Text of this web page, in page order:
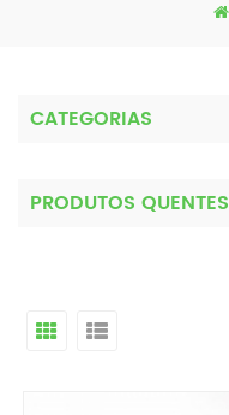
CATEGORIAS
PRODUTOS QUENTES